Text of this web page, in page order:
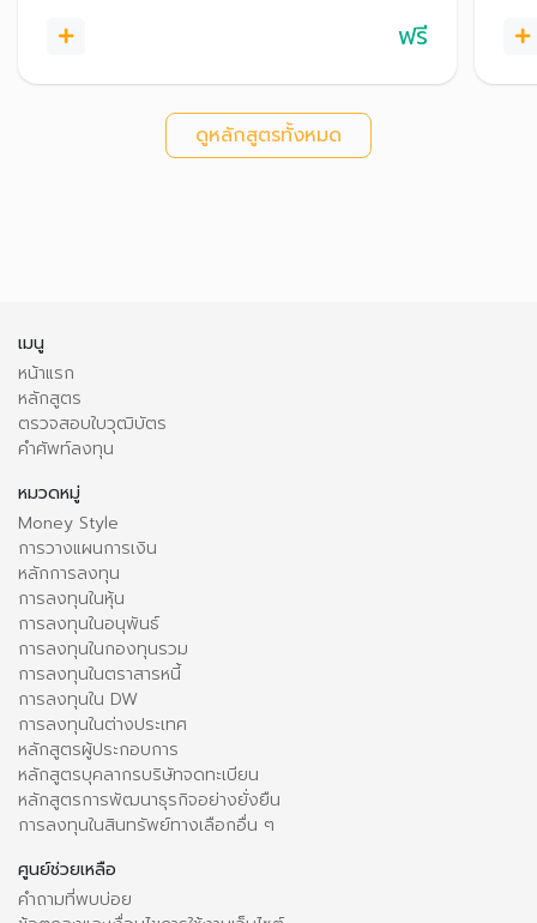
ฟรี
ดูหลักสูตรทั้งหมด
เมนู
หน้าแรก
หลักสูตร
ตรวจสอบใบวุฒิบัตร
คำศัพท์ลงทุน
หมวดหมู่
Money Style
การวางแผนการเงิน
หลักการลงทุน
การลงทุนในหุ้น
การลงทุนในอนุพันธ์
การลงทุนในกองทุนรวม
การลงทุนในตราสารหนี้
การลงทุนใน DW
การลงทุนในต่างประเทศ
หลักสูตรผู้ประกอบการ
หลักสูตรบุคลากรบริษัทจดทะเบียน
หลักสูตรการพัฒนาธุรกิจอย่างยั่งยืน
การลงทุนในสินทรัพย์ทางเลือกอื่น ๆ
ศูนย์ช่วยเหลือ
คำถามที่พบบ่อย